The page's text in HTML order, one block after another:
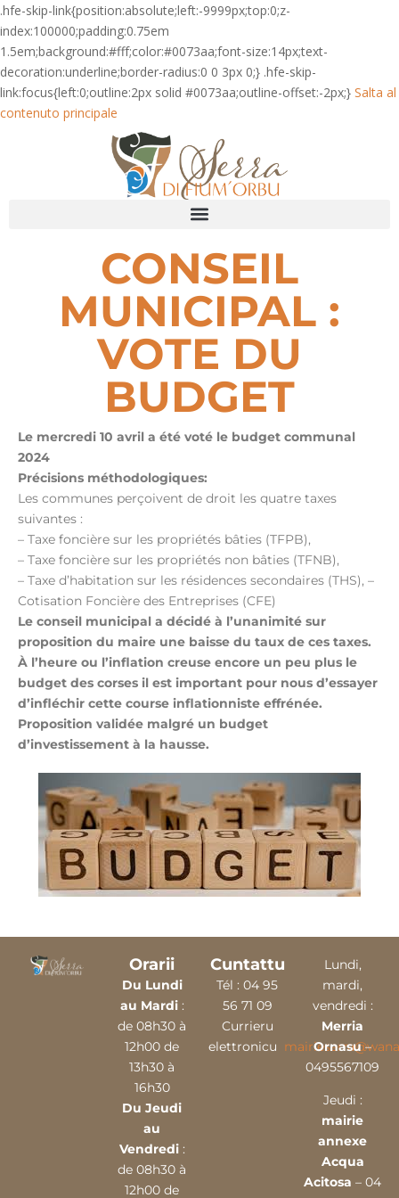
.hfe-skip-link{position:absolute;left:-9999px;top:0;z-
index:100000;padding:0.75em
1.5em;background:#fff;color:#0073aa;font-size:14px;text-
decoration:underline;border-radius:0 0 3px 0;} .hfe-skip-
link:focus{left:0;outline:2px solid #0073aa;outline-offset:-2px;} Salta al
contenuto principale
CONSEIL
MUNICIPAL :
VOTE DU
BUDGET
Le mercredi 10 avril a été voté le budget communal
2024
Précisions méthodologiques:
Les communes perçoivent de droit les quatre taxes
suivantes :
– Taxe foncière sur les propriétés bâties (TFPB),
– Taxe foncière sur les propriétés non bâties (TFNB),
– Taxe d’habitation sur les résidences secondaires (THS), –
Cotisation Foncière des Entreprises (CFE)
Le conseil municipal a décidé à l’unanimité sur
proposition du maire une baisse du taux de ces taxes.
À l’heure ou l’inflation creuse encore un peu plus le
budget des corses il est important pour nous d’essayer
d’infléchir cette course inflationniste effrénée.
Proposition validée malgré un budget
d’investissement à la hausse.
Orarii
Du Lundi
au Mardi:
de 08h30 à
12h00 de
13h30 à
16h30
Du Jeudi
au
Vendredi:
de 08h30 à
12h00 de
Cuntattu
Tél : 04 95
56 71 09
Currieru
elettronicu
Lundi,
mardi,
vendredi :
Merria
Ornasu–
0495567109
Jeudi :
mairie
annexe
Acqua
Acitosa – 04